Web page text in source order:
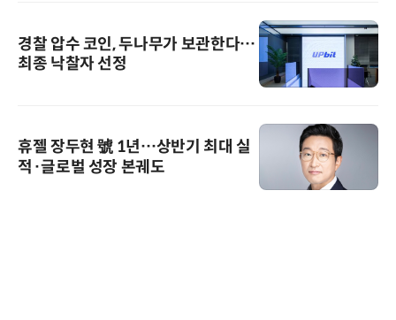
경찰 압수 코인, 두나무가 보관한다…
최종 낙찰자 선정
휴젤 장두현 號 1년…상반기 최대 실
적·글로벌 성장 본궤도